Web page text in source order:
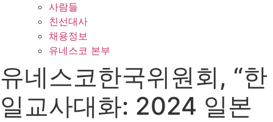
사람들
친선대사
채용정보
유네스코 본부
유네스코한국위원회, “한
일교사대화: 2024 일본